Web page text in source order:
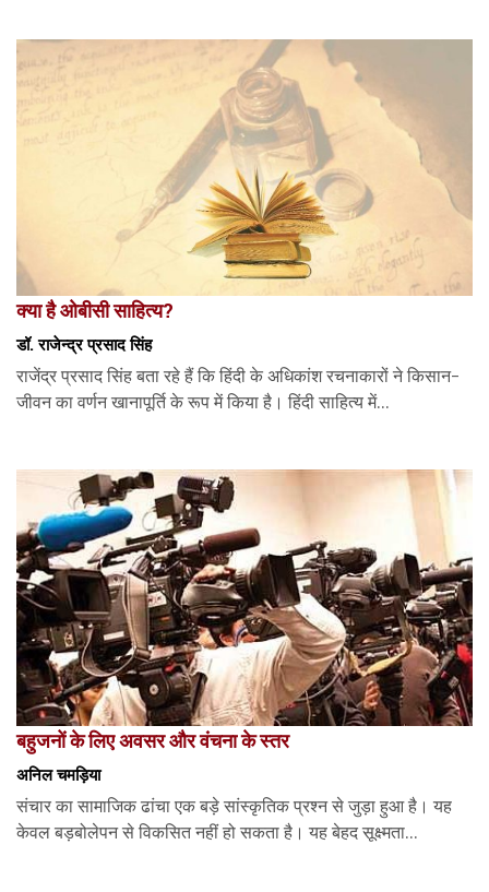
क्या है ओबीसी साहित्य?
डॉ. राजेन्द्र प्रसाद सिंह
राजेंद्र प्रसाद सिंह बता रहे हैं कि हिंदी के अधिकांश रचनाकारों ने किसान-
जीवन का वर्णन खानापूर्ति के रूप में किया है। हिंदी साहित्य में...
बहुजनों के लिए अवसर और वंचना के स्तर
अनिल चमड़िया
संचार का सामाजिक ढांचा एक बड़े सांस्कृतिक प्रश्न से जुड़ा हुआ है। यह
केवल बड़बोलेपन से विकसित नहीं हो सकता है। यह बेहद सूक्ष्मता...